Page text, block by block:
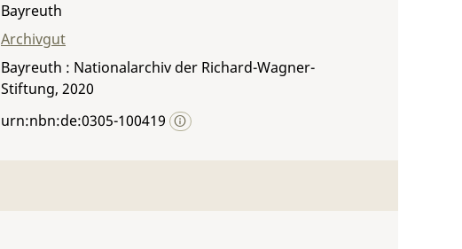
Bayreuth
Archivgut
Bayreuth : Nationalarchiv der Richard-Wagner-
Stiftung, 2020
urn:nbn:de:0305-100419